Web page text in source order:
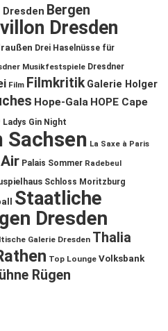
Bergen
Dresden
Drei Haselnüsse für
Musikfestspiele Dresdner
Film Filmkritik Galerie Holger
Hope-Gala HOPE Cape
Ladys Gin Night
Sachsen La Saxe à Paris
Palais Sommer Radebeul
Schloss Moritzburg
Staatliche
Dresden
Galerie Dresden Thalia
Top Lounge Volksbank
Rügen